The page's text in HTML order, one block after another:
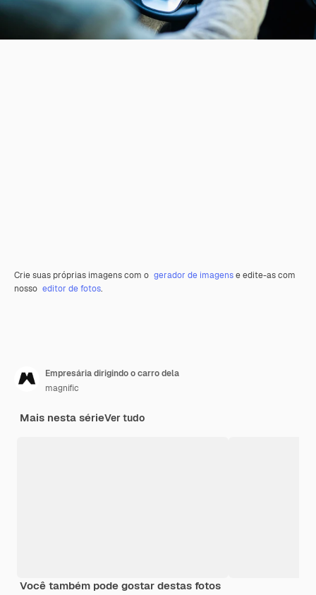
Crie suas próprias imagens com o gerador de imagense edite-as com
nosso editor de fotos.
Empresária dirigindo o carro dela
magnific
Mais nesta sérieVer tudo
Você também pode gostar destas fotos